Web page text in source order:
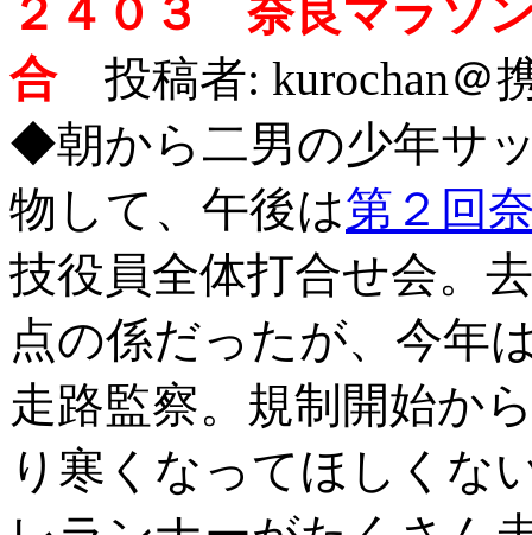
２４０３ 奈良マラソ
合 投稿者: kurochan＠
◆朝から二男の少年サ
物して、午後は第２回
技役員全体打合せ会。
点の係だったが、今年
走路監察。規制開始か
り寒くなってほしくな